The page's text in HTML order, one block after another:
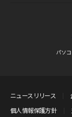
パソ
ニュースリリース
個人情報保護方針